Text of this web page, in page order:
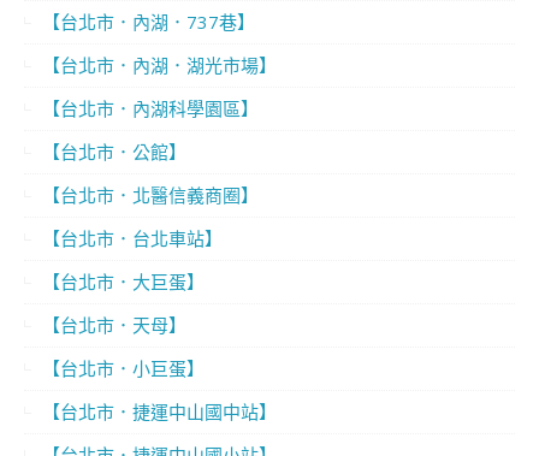
【台北市．內湖．737巷】
【台北市．內湖．湖光市場】
【台北市．內湖科學園區】
【台北市．公館】
【台北市．北醫信義商圈】
【台北市．台北車站】
【台北市．大巨蛋】
【台北市．天母】
【台北市．小巨蛋】
【台北市．捷運中山國中站】